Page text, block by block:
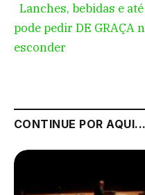
Lanches, bebidas e
pode pedir DE GRAÇA
esconder
CONTINUE POR AQUI...